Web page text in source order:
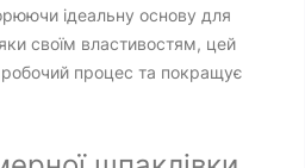
ідеальну основу для
своїм властивостям, цей
процес та покращує